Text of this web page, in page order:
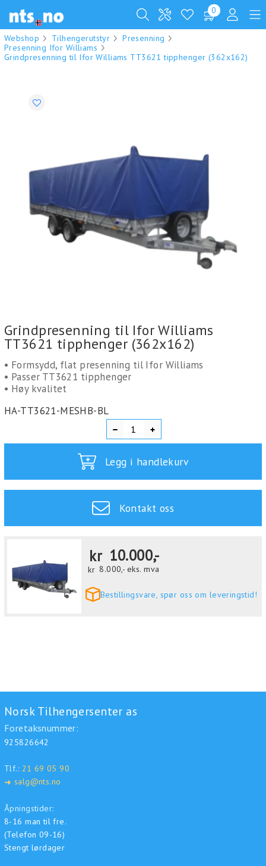
0
Webshop Tilhengerutstyr
Presenning
Presenning Ifor Williams
Grindpresenning til Ifor Williams TT3621 tipphenger (362x162)
Grindpresenning til Ifor Williams
TT3621 tipphenger (362x162)
• Formsydd, flat presenning til Ifor Williams
• Passer TT3621 tipphenger
• Høy kvalitet
HA-TT3621-MESHB-BL
Legg i handlekurv
Kontakt oss
kr 10.000,-
kr 8.000,- eks. mva
Bestillingsvare, spør oss om leveringstid!
Norsk Tilhengersenter as
Foretaksnummer:
925826642
Tlf.: 21 69 05 90
➜ salg@nts.no
Åpningstider:
8-16 man til fre.
(Telefon 09-16)
Stengt lørdager